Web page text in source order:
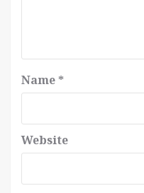
Name *
Website